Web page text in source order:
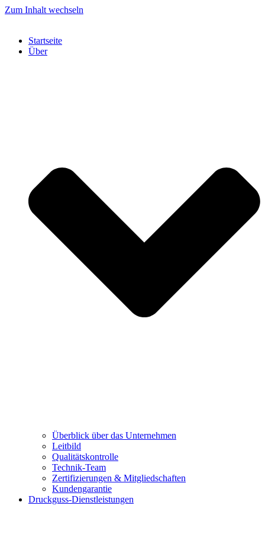
Zum Inhalt wechseln
Startseite
Über
Überblick über das Unternehmen
Leitbild
Qualitätskontrolle
Technik-Team
Zertifizierungen & Mitgliedschaften
Kundengarantie
Druckguss-Dienstleistungen